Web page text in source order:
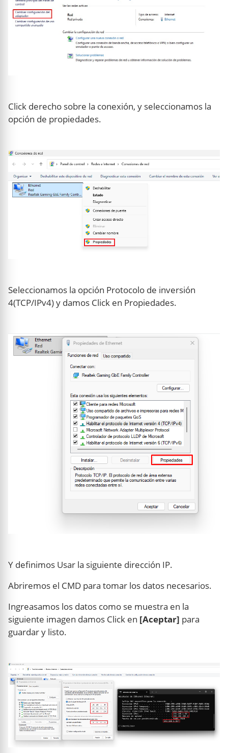
Click derecho sobre la conexión, y seleccionamos la
opción de propiedades.
Seleccionamos la opción Protocolo de inversión
4(TCP/IPv4) y damos Click en Propiedades.
Y definimos Usar la siguiente dirección IP.
Abriremos el CMD para tomar los datos necesarios.
Ingreasamos los datos como se muestra en la
siguiente imagen damos Click en [Aceptar] para
guardar y listo.